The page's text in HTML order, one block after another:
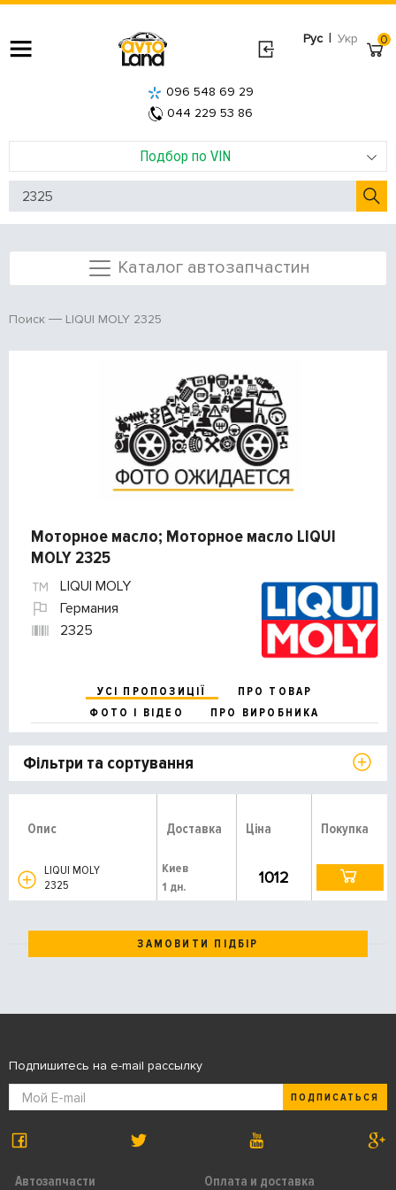
Рус | Укр
Подбор по VIN
096 548 69 29
044 229 53 86
0
Каталог автозапчастин
Поиск LIQUI MOLY 2325
Моторное масло; Моторное масло LIQUI
MOLY 2325
LIQUI MOLY
Германия
2325
УСІ ПРОПОЗИЦІЇ
ПРО ТОВАР
ФОТО І ВІДЕО
ПРО ВИРОБНИКА
Фільтри та сортування
Опис Доставка Ціна Покупка
LIQUI MOLY
2325
Киев
1 дн.
1012
ЗАМОВИТИ ПІДБІР
Автозапчасти Оплата и доставка
Подпишитесь на e-mail рассылку
ПОДПИСАТЬСЯ